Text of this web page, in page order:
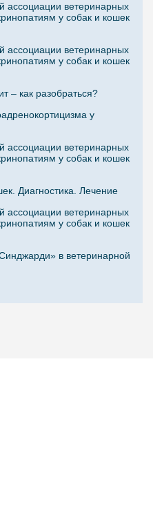
ассоциации ветеринарных
у собак и кошек
ассоциации ветеринарных
у собак и кошек
– как разобраться?
у
ассоциации ветеринарных
у собак и кошек
Диагностика. Лечение
ассоциации ветеринарных
у собак и кошек
в ветеринарной